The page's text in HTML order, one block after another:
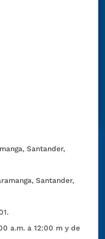
Santander,
Santander,
a.m. a 12:00 m y de